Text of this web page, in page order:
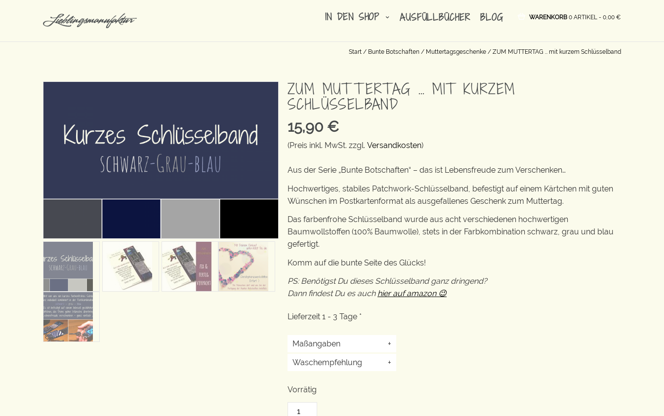
IN DEN SHOP AUSFÜLLBÜCHER BLOG WARENKORB 0 ARTIKEL - 0,00 €
Start / Bunte Botschaften / Muttertagsgeschenke / ZUM MUTTERTAG … mit kurzem Schlüsselband
ZUM MUTTERTAG … MIT KURZEM
SCHLÜSSELBAND
15,90 €
(Preis inkl. MwSt. zzgl. Versandkosten)
Aus der Serie „Bunte Botschaften“ – das ist Lebensfreude zum Verschenken…
Hochwertiges, stabiles Patchwork-Schlüsselband, befestigt auf einem Kärtchen mit guten
Wünschen im Postkartenformat als ausgefallenes Geschenk zum Muttertag.
Das farbenfrohe Schlüsselband wurde aus acht verschiedenen hochwertigen
Baumwollstoffen (100% Baumwolle), stets in der Farbkombination schwarz, grau und blau
gefertigt.
Komm auf die bunte Seite des Glücks!
PS: Benötigst Du dieses Schlüsselband ganz dringend?
Dann findest Du es auch hier auf amazon 😉
Lieferzeit 1 - 3 Tage *
Maßangaben
+
Waschempfehlung
+
Vorrätig